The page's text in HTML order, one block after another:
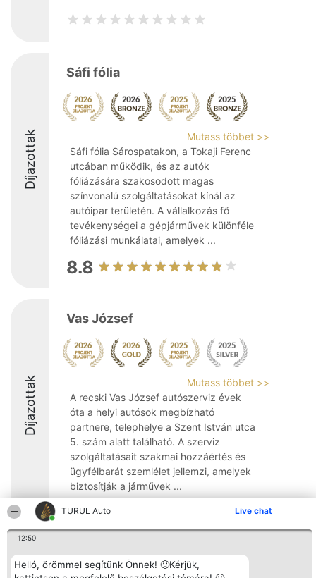
TURUL Auto Live chat
12:50
Helló, örömmel segítünk Önnek! 🙂Kérjük,
Díjazottak
Sáfi fólia
Mutass többet >>
Sáfi fólia Sárospatakon, a Tokaji Ferenc
utcában működik, és az autók
fóliázására szakosodott magas
színvonalú szolgáltatásokat kínál az
autóipar területén. A vállalkozás fő
tevékenységei a gépjárművek különféle
fóliázási munkálatai, amelyek ...
8.8
Díjazottak
Vas József
Mutass többet >>
A recski Vas József autószerviz évek
óta a helyi autósok megbízható
partnere, telephelye a Szent István utca
5. szám alatt található. A szerviz
szolgáltatásait szakmai hozzáértés és
ügyfélbarát szemlélet jellemzi, amelyek
biztosítják a járművek ...
9.5
Rangsorszervező
SC Beautiful Company S.R.L.
Népszavazás
Nyertesek
Elérhetőség
Elérhetőség